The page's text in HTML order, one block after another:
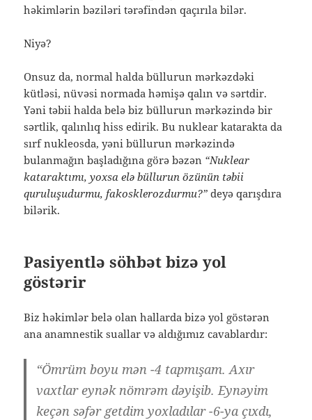
həkimlərin bəziləri tərəfindən qaçırıla bilər.
Niyə?
Onsuz da, normal halda büllurun mərkəzdəki
kütləsi, nüvəsi normada həmişə qalın və sərtdir.
Yəni təbii halda belə biz büllurun mərkəzində bir
sərtlik, qalınlıq hiss edirik. Bu nuklear katarakta da
sırf nukleosda, yəni büllurun mərkəzində
bulanmağın başladığına görə bəzən “Nuklear
kataraktımı, yoxsa elə büllurun özünün təbii
quruluşudurmu, fakosklerozdurmu?” deyə qarışdıra
bilərik.
Pasiyentlə söhbət bizə yol
göstərir
Biz həkimlər belə olan hallarda bizə yol göstərən
ana anamnestik suallar və aldığımız cavablardır:
“Ömrüm boyu mən -4 tapmışam. Axır
vaxtlar eynək nömrəm dəyişib. Eynəyim
keçən səfər getdim yoxladılar -6-ya çıxdı,